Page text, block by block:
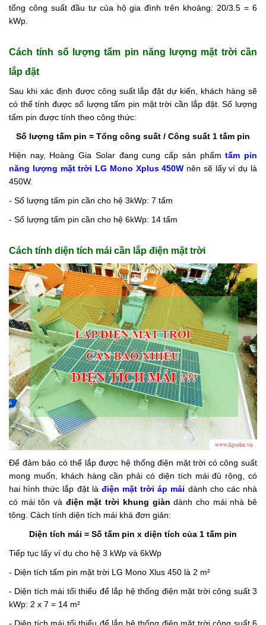
tổng công suất đầu tư của hộ gia đình trên khoảng: 20/3.5 = 6
kWp.
Cách tính số lượng tấm pin năng lượng mặt trời cần
lắp đặt
Sau khi xác định được công suất lắp đặt dự kiến, khách hàng sẽ
có thể tính được số lượng tấm pin mặt trời cần lắp đặt. Số lượng
tấm pin được tính theo công thức:
Số lượng tấm pin = Tổng công suất / Công suất 1 tấm pin
Hiện nay, Hoàng Gia Solar đang cung cấp sản phẩmtấm pin
năng lượng mặt trời LG Mono Xplus 450W nên sẽ lấy ví dụ là
450W.
- Số lượng tấm pin cần cho hệ 3kWp: 7 tấm
- Số lượng tấm pin cần cho hệ 6kWp: 14 tấm
Cách tính diện tích mái cần lắp điện mặt trời
Để đảm bảo có thể lắp được hệ thống điện mặt trời có công suất
mong muốn, khách hàng cần phải có diện tích mái đủ rộng, có
hai hình thức lắp đặt là điện mặt trời áp mái dành cho các nhà
có mái tôn và điện mặt trời khung giàn dành cho mái nhà bê
tông. Cách tính diện tích mái khá đơn giản:
Diện tích mái = Số tấm pin x diện tích của 1 tấm pin
Tiếp tục lấy ví dụ cho hệ 3 kWp và 6kWp
- Diện tích tấm pin mặt trời LG Mono Xlus 450 là 2 m²
- Diện tích mái tối thiểu để lắp hệ thống điện mặt trời công suất 3
kWp: 2 x 7 = 14 m²